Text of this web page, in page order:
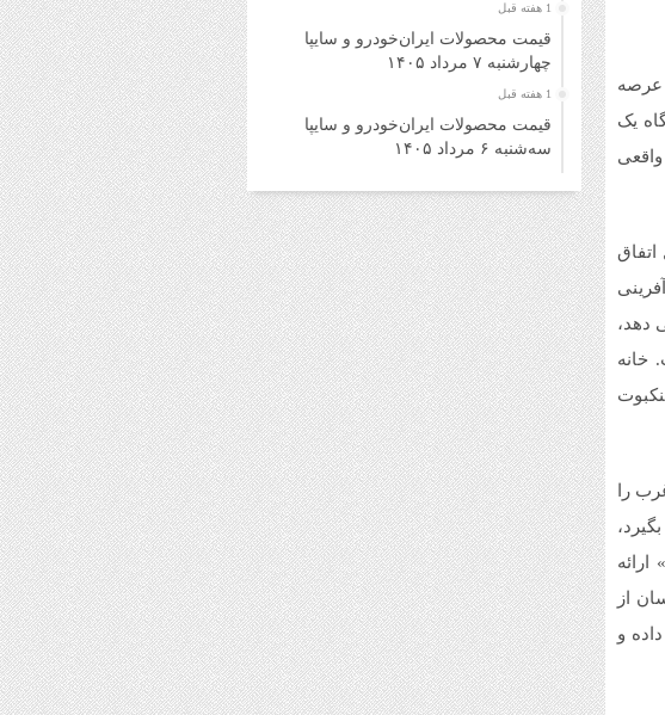
عرصه
یک
دهد،
خانه
را
از
و
1 هفته قبل
قیمت محصولات ایران‌خودرو و سایپا
چهارشنبه ۷ مرداد ۱۴۰۵
1 هفته قبل
قیمت محصولات ایران‌خودرو و سایپا
سه‌شنبه ۶ مرداد ۱۴۰۵
خرید اینترنتی بلیت اتوبوس برای برگشت
زائران امکان‌پذیر شد
1 هفته قبل
قیمت روز محصولات ایران‌خودرو و سایپا
دوشنبه ۵ مرداد ۱۴۰۵
1 هفته قبل
قیمت محصولات ایران‌خودرو و سایپا یکشنبه
۴ مرداد ۱۴۰۵
1 هفته قبل
قیمت روز محصولات ایران‌خودرو و سایپا
شنبه ۳ مرداد ۱۴۰۵
1 هفته قبل
ثبت‌نام بیش از ۱۵ هزار داوطلب دستیاری
آموزشی تا امروز/ مهلت ثبت نام تمدید شد
1 هفته قبل
افزایش دما در نیمه شمالی کشور از امروز
تا یکشنبه
1 هفته قبل